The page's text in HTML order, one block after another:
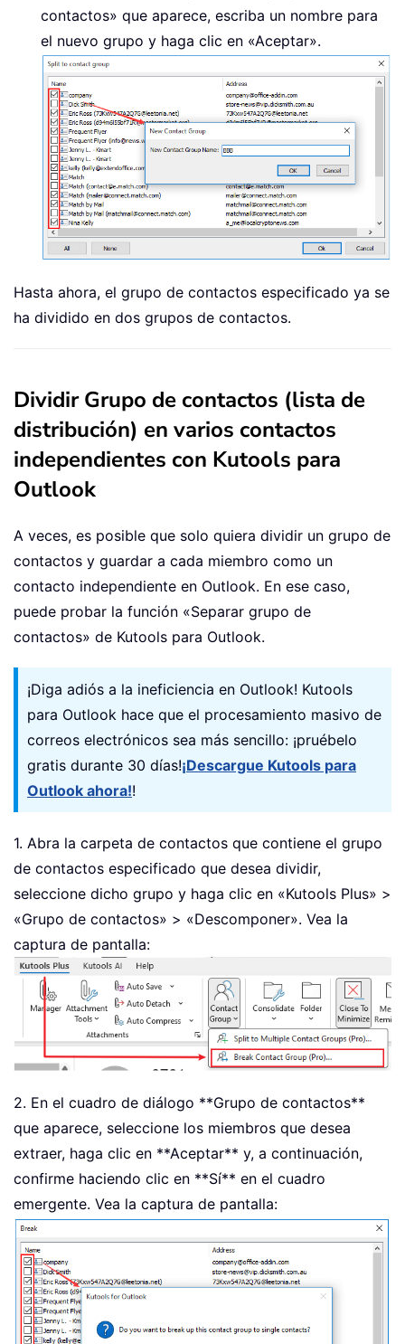
contactos» que aparece, escriba un nombre para
el nuevo grupo y haga clic en «Aceptar».
Hasta ahora, el grupo de contactos especificado ya se
ha dividido en dos grupos de contactos.
Dividir Grupo de contactos (lista de
distribución) en varios contactos
independientes con Kutools para
Outlook
A veces, es posible que solo quiera dividir un grupo de
contactos y guardar a cada miembro como un
contacto independiente en Outlook. En ese caso,
puede probar la función «Separar grupo de
contactos» de Kutools para Outlook.
¡Diga adiós a la ineficiencia en Outlook! Kutools
para Outlook hace que el procesamiento masivo de
correos electrónicos sea más sencillo: ¡pruébelo
gratis durante 30 días!¡Descargue Kutools para
Outlook ahora!!
1. Abra la carpeta de contactos que contiene el grupo
de contactos especificado que desea dividir,
seleccione dicho grupo y haga clic en «Kutools Plus» >
«Grupo de contactos» > «Descomponer». Vea la
captura de pantalla:
2. En el cuadro de diálogo **Grupo de contactos**
que aparece, seleccione los miembros que desea
extraer, haga clic en **Aceptar** y, a continuación,
confirme haciendo clic en **Sí** en el cuadro
emergente. Vea la captura de pantalla: